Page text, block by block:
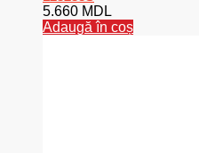
5.660 MDL
Adaugă în coș